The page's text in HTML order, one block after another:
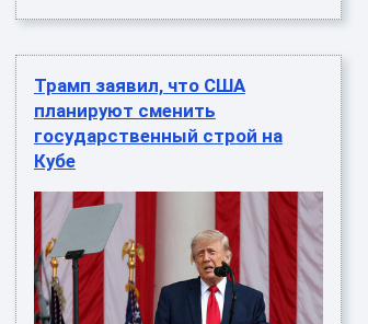
Трамп заявил, что США
планируют сменить
государственный строй на
Кубе